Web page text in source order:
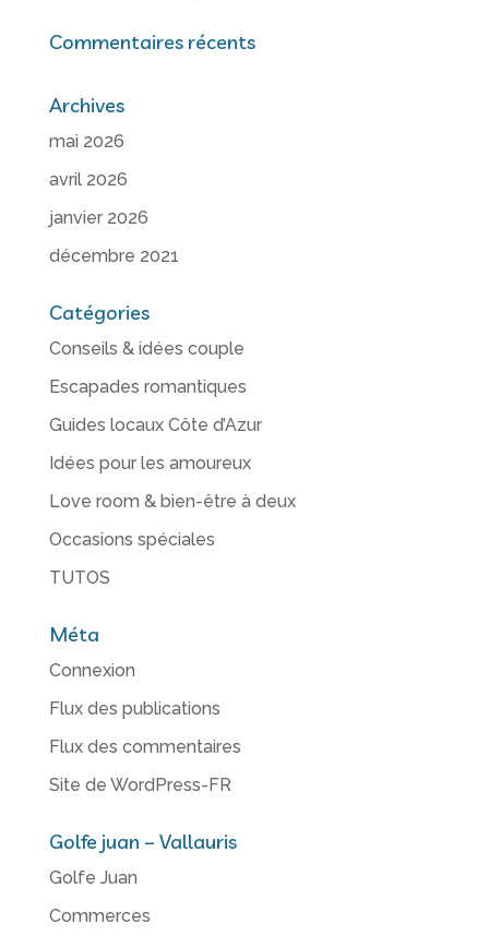
Commentaires récents
Archives
mai 2026
avril 2026
janvier 2026
décembre 2021
Catégories
Conseils & idées couple
Escapades romantiques
Guides locaux Côte d’Azur
Idées pour les amoureux
Love room & bien-être à deux
Occasions spéciales
TUTOS
Méta
Connexion
Flux des publications
Flux des commentaires
Site de WordPress-FR
Golfe juan – Vallauris
Golfe Juan
Commerces